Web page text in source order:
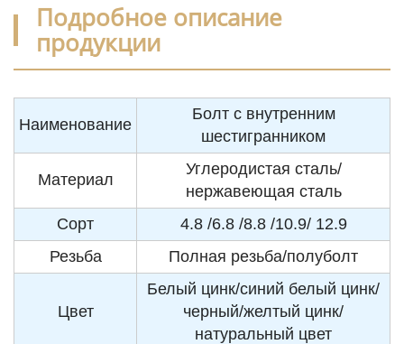
Подробное описание
продукции
Наименование
Болт с внутренним
шестигранником
Материал
Углеродистая сталь/
нержавеющая сталь
Сорт
4.8 /6.8 /8.8 /10.9/ 12.9
Резьба
Полная резьба/полуболт
Цвет
Белый цинк/синий белый цинк/
черный/желтый цинк/
натуральный цвет